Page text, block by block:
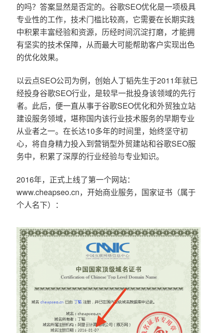
的吗？答案显然是否定的。谷歌SEO优化是一项极具
专业性的工作，技术门槛比较高，它需要在长期实践
中积累丰富经验和资源，历经时间沉淀打磨，才能拥
有坚实的技术保障，从而最大可能帮助客户实现出色
的优化效果。
以云点SEO公司为例，创始人丁韬先生于2011年就已
经投身谷歌SEO行业，是较早一批投身该领域的先行
者。此后，便一直从事于谷歌SEO优化和外贸独立站
建设服务领域，堪称国内该行业技术服务的早期专业
从业者之一。在长达10多年的时间里，始终坚守初
心，将自身精力投入到营销型外贸建站和谷歌SEO服
务中，积累了深厚的行业经验与专业知识。
2016年，正式上线了第一个网站：
www.cheapseo.cn，开始商业服务，国家证书（属于
个人名下）：